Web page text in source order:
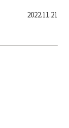
2022.11.21